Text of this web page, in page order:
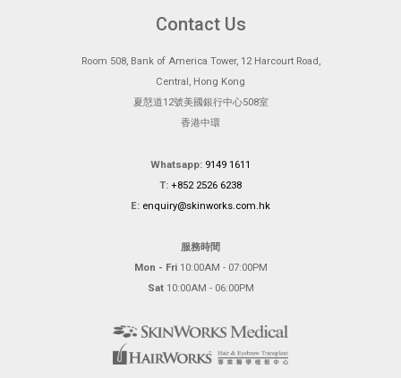
Contact Us
Room 508, Bank of America Tower, 12 Harcourt Road,
Central, Hong Kong
夏慤道12號美國銀行中心508室
香港中環
Whatsapp: 9149 1611
T: +852 2526 6238
E: enquiry@skinworks.com.hk
服務時間
Mon - Fri10:00AM - 07:00PM
Sat10:00AM - 06:00PM